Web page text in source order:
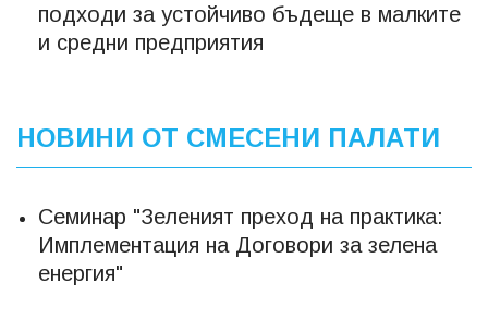
подходи за устойчиво бъдеще в малките
и средни предприятия
НОВИНИ ОТ СМЕСЕНИ ПАЛАТИ
Семинар "Зеленият преход на практика:
Имплементация на Договори за зелена
енергия"